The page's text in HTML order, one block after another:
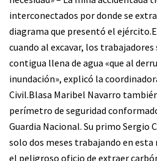
interconectados por donde se
diagrama que presentó el
cuando al excavar, los
contigua llena de agua «que al
inundación», explicó la
Civil.Blasa Maribel Navarro
perímetro de seguridad
Guardia Nacional. Su primo Sergio
solo dos meses trabajando en esta
el peligroso oficio de extraer